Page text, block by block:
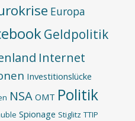
Europa
Geldpolitik
Internet
Investitionslücke
NSA OMT Politik
Spionage Stiglitz TTIP